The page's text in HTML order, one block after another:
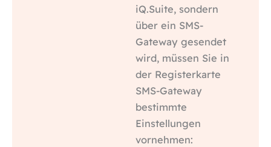
iQ.Suite, sondern
über ein SMS-
Gateway gesendet
wird, müssen Sie in
der Registerkarte
SMS-Gateway
bestimmte
Einstellungen
vornehmen: